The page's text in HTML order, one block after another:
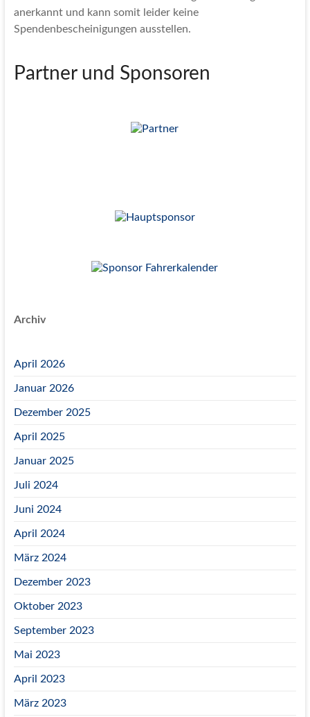
anerkannt und kann somit leider keine
Spendenbescheinigungen ausstellen.
Partner und Sponsoren
Archiv
April 2026
Januar 2026
Dezember 2025
April 2025
Januar 2025
Juli 2024
Juni 2024
April 2024
März 2024
Dezember 2023
Oktober 2023
September 2023
Mai 2023
April 2023
März 2023